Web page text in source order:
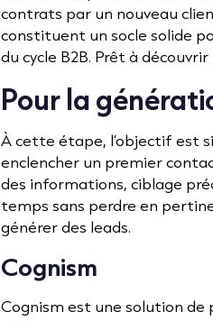
contrats par un nouveau
constituent un socle solide
du cycle B2B. Prêt à découvrir
Pour la
À cette étape, l’objectif est
enclencher un premier
des informations, ciblage
temps sans perdre en
générer des leads.
Cognism
Cognism est une solution de